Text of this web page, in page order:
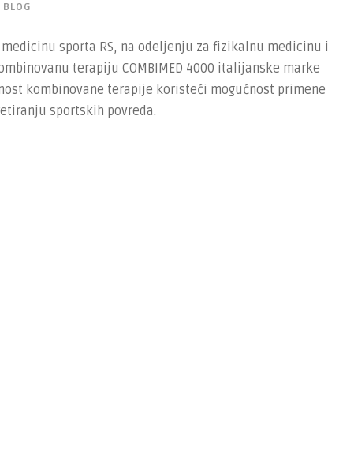
BLOG
sporta RS, na odeljenju za fizikalnu medicinu i
terapiju COMBIMED 4000 italijanske marke
kombinovane terapije koristeći mogućnost primene
sportskih povreda.